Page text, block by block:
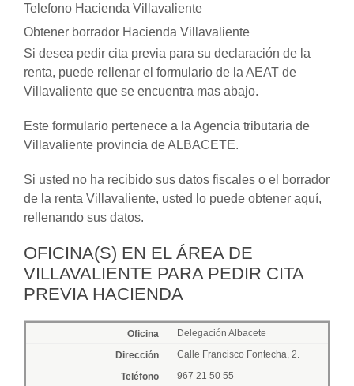
Telefono Hacienda Villavaliente
Obtener borrador Hacienda Villavaliente
Si desea pedir cita previa para su declaración de la
renta, puede rellenar el formulario de la AEAT de
Villavaliente que se encuentra mas abajo.
Este formulario pertenece a la Agencia tributaria de
Villavaliente provincia de ALBACETE.
Si usted no ha recibido sus datos fiscales o el borrador
de la renta Villavaliente, usted lo puede obtener aquí,
rellenando sus datos.
OFICINA(S) EN EL ÁREA DE
VILLAVALIENTE PARA PEDIR CITA
PREVIA HACIENDA
Delegación Albacete
Calle Francisco Fontecha, 2.
967 21 50 55